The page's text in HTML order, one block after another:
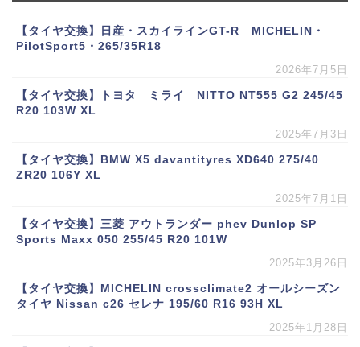
【タイヤ交換】日産・スカイラインGT-R MICHELIN・
PilotSport5・265/35R18
2026年7月5日
【タイヤ交換】トヨタ ミライ NITTO NT555 G2 245/45
R20 103W XL
2025年7月3日
【タイヤ交換】BMW X5 davantityres XD640 275/40
ZR20 106Y XL
2025年7月1日
【タイヤ交換】三菱 アウトランダー phev Dunlop SP
Sports Maxx 050 255/45 R20 101W
2025年3月26日
【タイヤ交換】MICHELIN crossclimate2 オールシーズン
タイヤ Nissan c26 セレナ 195/60 R16 93H XL
2025年1月28日